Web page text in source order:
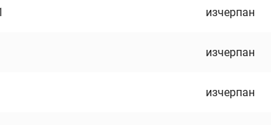
изчерпан
изчерпан
изчерпан